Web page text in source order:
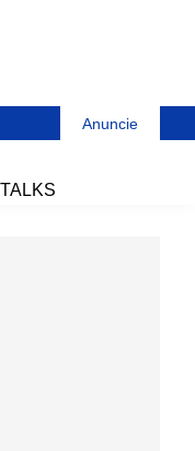
Anuncie
TALKS